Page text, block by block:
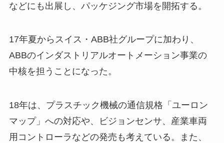
などにも出展し、パッケジング市場を開拓する。
17年夏からスイス・ABB社グループに加わり、
ABBのインダストリアルオートメーション事業の
中核を担うことになった。
18年は、プラスチック機械の通信規格「ユーロン
マップ」への対応や、ビジョンセンサ、産業車両
用コントローラなどの発売も考えている。また、